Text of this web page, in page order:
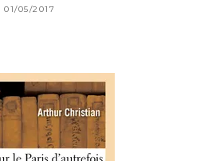
01/05/2017